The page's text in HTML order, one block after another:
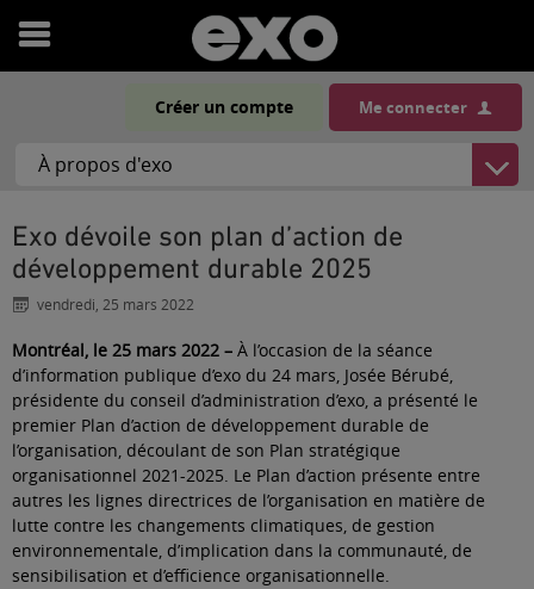
Ouvrir
menu
Créer un compte Me connecter
Exo dévoile son plan d’action de
développement durable 2025
vendredi, 25 mars 2022
Montréal, le 25 mars 2022 – À l’occasion de la séance
d’information publique d’exo du 24 mars, Josée Bérubé,
présidente du conseil d’administration d’exo, a présenté le
premier Plan d’action de développement durable de
l’organisation, découlant de son Plan stratégique
organisationnel 2021-2025. Le Plan d’action présente entre
autres les lignes directrices de l’organisation en matière de
lutte contre les changements climatiques, de gestion
environnementale, d’implication dans la communauté, de
sensibilisation et d’efficience organisationnelle.